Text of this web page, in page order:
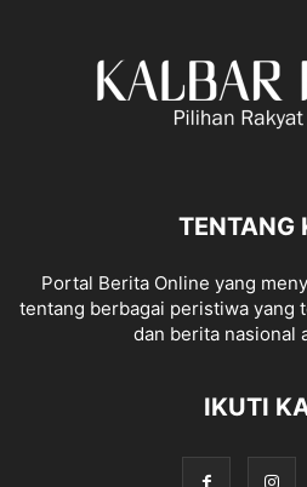
TENTANG
Portal Berita Online yang
tentang berbagai peristiwa yang
dan berita nasional
IKUTI